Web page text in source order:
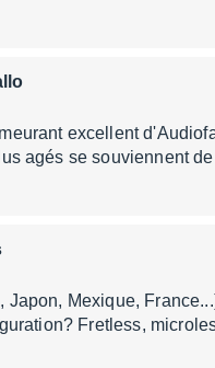
excellent
agés se souviennent
Mexique,
Fretless,